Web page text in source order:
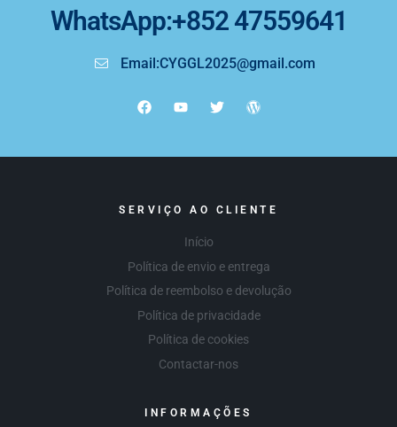
WhatsApp:+852 47559641
Email:CYGGL2025@gmail.com
SERVIÇO AO CLIENTE
Início
Política de envio e entrega
Política de reembolso e devolução
Política de privacidade
Política de cookies
Contactar-nos
INFORMAÇÕES